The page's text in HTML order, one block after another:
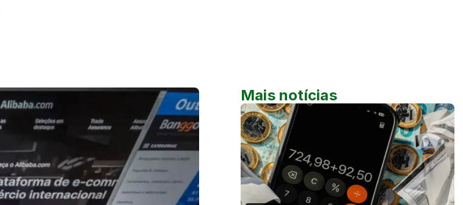
Mais notícias